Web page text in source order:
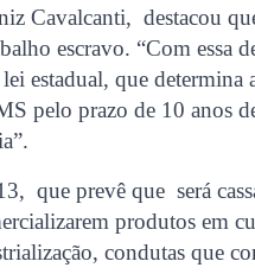
Cavalcanti, destacou
escravo. “Com essa
estadual, que determina
pelo prazo de 10 anos
que prevê que será
produtos em
condutas que